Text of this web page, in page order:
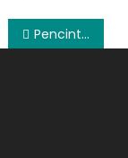
Post
Pencinta Warna Putih, Ini Sepatu Bola Baru Adidas Untuk Anda